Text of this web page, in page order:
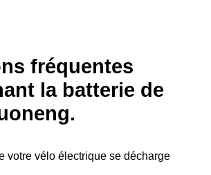
fréquentes
la batterie de
votre vélo électrique se décharge